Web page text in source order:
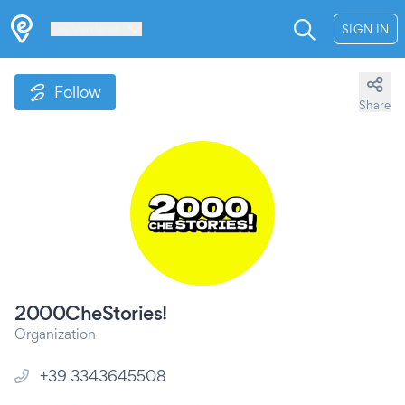
SIGN IN
Follow
Share
2000CheStories!
Organization
+39 3343645508